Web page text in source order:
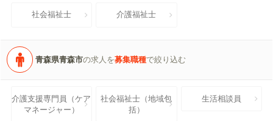
社会福祉士 介護福祉士
青森県青森市の求人を募集職種で絞り込む
介護支援専門員（ケア
マネージャー）
社会福祉士（地域包
括）
生活相談員